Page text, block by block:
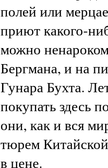
полей или
приют какого-
можно
Бергмана, и на
Гунара Бухта.
покупать здесь
они, как и вся
тюрем
в цене.